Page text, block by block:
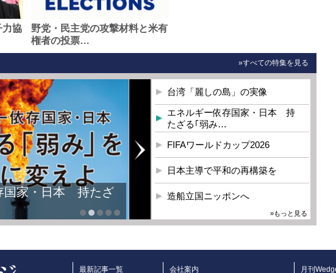
力協
野党・民主党の攻撃材料と米有
権者の投票…
»すべての特集を見る
国家・日本 持たざ
台湾「麗しの島」の実像
エネルギー依存国家・日本 持
たざる｢弱み…
FIFAワールドカップ2026
日本主導で平和の再構築を
造船立国ニッポンへ
»もっと見る
最新記事一覧 会社案内 月刊